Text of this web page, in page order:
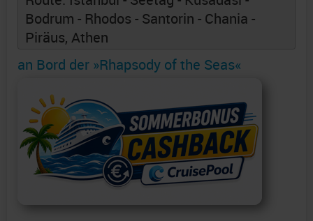
Bodrum - Rhodos - Santorin - Chania -
Piräus, Athen
an Bord der »Rhapsody of the Seas«